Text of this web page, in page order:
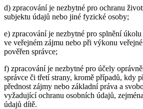
d) zpracování je nezbytné pro ochranu
subjektu údajů nebo jiné fyzické osoby;
e) zpracování je nezbytné pro splnění
ve veřejném zájmu nebo při výkonu
pověřen správce;
f) zpracování je nezbytné pro účely
správce či třetí strany, kromě případů, kdy
přednost zájmy nebo základní práva a
vyžadující ochranu osobních údajů,
údajů dítě.